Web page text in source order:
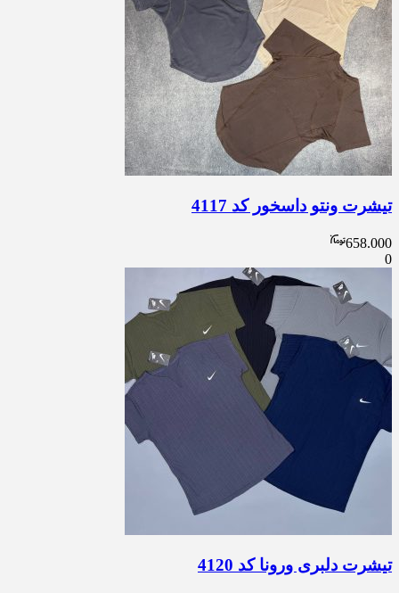
تیشرت ونتو داسخور کد 4117
658.000
0
تیشرت دلبری ورونا کد 4120